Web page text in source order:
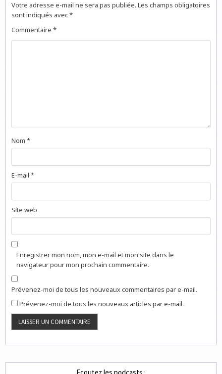
Votre adresse e-mail ne sera pas publiée. Les champs obligatoires
sont indiqués avec*
Commentaire*
Nom*
E-mail*
Site web
Enregistrer mon nom, mon e-mail et mon site dans le
navigateur pour mon prochain commentaire.
Prévenez-moi de tous les nouveaux commentaires par e-mail.
Prévenez-moi de tous les nouveaux articles par e-mail.